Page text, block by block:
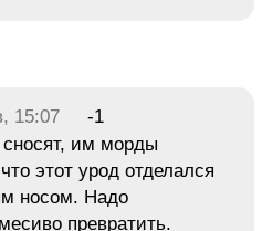
15:07
-1
им морды
этот урод отделался
носом. Надо
превратить.